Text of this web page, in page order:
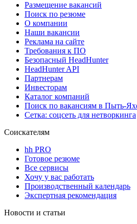
Размещение вакансий
Поиск по резюме
О компании
Наши вакансии
Реклама на сайте
Требования к ПО
Безопасный HeadHunter
HeadHunter API
Партнерам
Инвесторам
Каталог компаний
Поиск по вакансиям в Пыть-
Сетка: соцсеть для нетворкинга
Соискателям
hh PRO
Готовое резюме
Все сервисы
Хочу у вас работать
Производственный календарь
Экспертная рекомендация
Новости и статьи